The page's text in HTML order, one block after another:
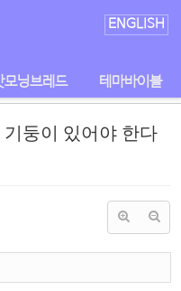
ENGLISH
모닝브레드 테마바이블
둥이 있어야 한다